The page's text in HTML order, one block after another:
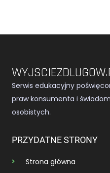
Serwis edukacyjny
praw konsumenta i
osobistych.
PRZYDATNE STRONY
Strona główna